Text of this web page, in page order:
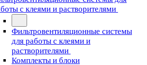
с клеями и растворителями
Фильтровентиляционные системы
для работы с клеями и
растворителями
Комплекты и блоки